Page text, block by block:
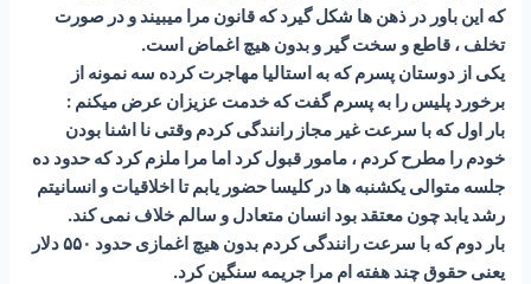
که این باور در ذهن ها شکل گیرد که قانون مرا میبیند و در صورت
تخلف ، قاطع و سخت گیر و بدون هیچ اغماض است.
یکی از دوستان پسرم که به استالیا مهاجرت کرده سه نمونه از
برخورد پلیس را به پسرم گفت که خدمت عزیزان عرض میکنم :
بار اول که با سرعت غیر مجاز رانندگی کردم وقتی نا اشنا بودن
خودم را مطرح کردم ، مامور قبول کرد اما مرا ملزم کرد که حدود ده
جلسه متوالی یکشنبه ها در کلیسا حضور یابم تا اخلاقیات و انسانیتم
رشد یابد چون معتقد بود انسان متعادل و سالم خلاف نمی کند.
بار دوم که با سرعت رانندگی کردم بدون هیچ اغمازی حدود ۵۵۰ دلار
یعنی حقوق چند هفته ام مرا جریمه سنگین کرد.